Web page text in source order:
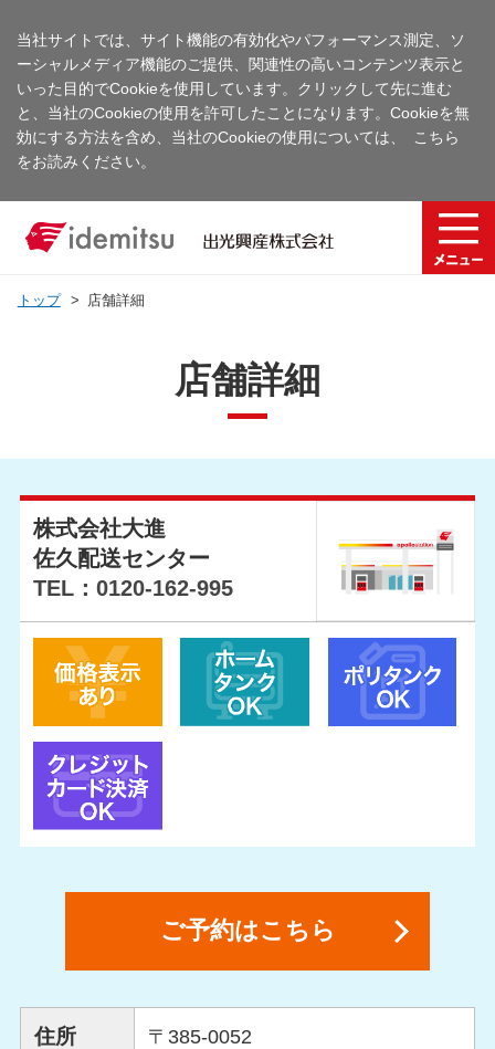
当社サイトでは、サイト機能の有効化やパフォーマンス測定、ソ
ーシャルメディア機能のご提供、関連性の高いコンテンツ表示と
いった目的でCookieを使用しています。クリックして先に進む
と、当社のCookieの使用を許可したことになります。Cookieを無
効にする方法を含め、当社のCookieの使用については、
こちら
をお読みください。
トップ 店舗詳細
店舗詳細
株式会社大進
佐久配送センター
TEL：0120-162-995
ご予約はこちら
住所
〒385-0052